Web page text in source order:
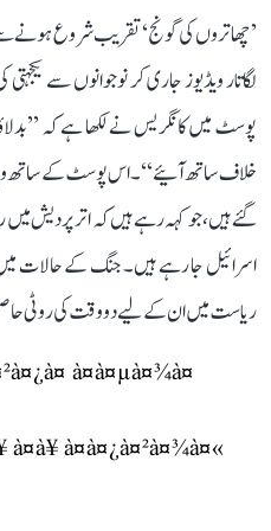
’چھاتروں کی گونج‘ تقریب شروع ہونے
لگاتار ویڈیوز جاری کر نوجوانوں سے
پوسٹ میں کانگریس نے لکھا ہے کہ
خلاف ساتھ آئیے‘‘۔ اس پوسٹ کے ساتھ
گئے ہیں، جو کہہ رہے ہیں کہ اتر پردیش
اسرائیل جا رہے ہیں۔ جنگ کے حالات میں
ریاست میں ان کے لیے دو وقت کی روٹی
à¤à¤µà¤¾à¤
à¤à¥ à¤à¤¿à¤²à¤¾à¤«